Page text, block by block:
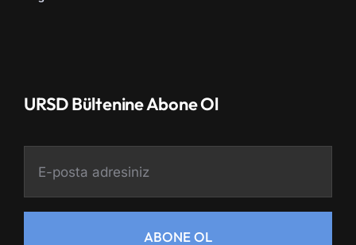
URSD Bültenine Abone Ol
ABONE OL